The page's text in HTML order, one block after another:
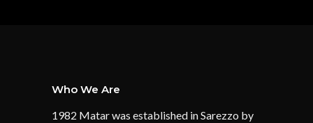
Who We Are
1982 Matar was established in Sarezzo by